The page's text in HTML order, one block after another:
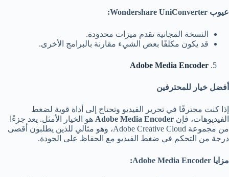
عيوب
النسخة المجانية تقدم ميزات محدودة.
قد يكون مكلفًا بعض الشيء مقارنة بالبرامج الأخرى.
Adobe Media Encoder
أفضل خيار للمحترفين
إذا كنت محترفًا في تحرير الفيديو وتحتاج إلى أداة قوية لضغط
الفيديوهات، فإن Adobe Media Encoder هو الخيار الأمثل. يعد جزءًا
من مجموعة Adobe Creative Cloud، وهو مثالي للذين يطلبون أقصى
درجة من التحكم في ضغط الفيديو مع الحفاظ على الجودة.
مزايا